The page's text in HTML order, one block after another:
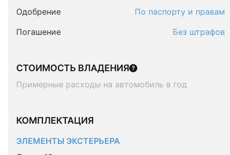
Одобрение
По паспорту и правам
Погашение
Без штрафов
СТОИМОСТЬ ВЛАДЕНИЯ
Примерные расходы на автомобиль в год
КОМПЛЕКТАЦИЯ
ЭЛЕМЕНТЫ ЭКСТЕРЬЕРА